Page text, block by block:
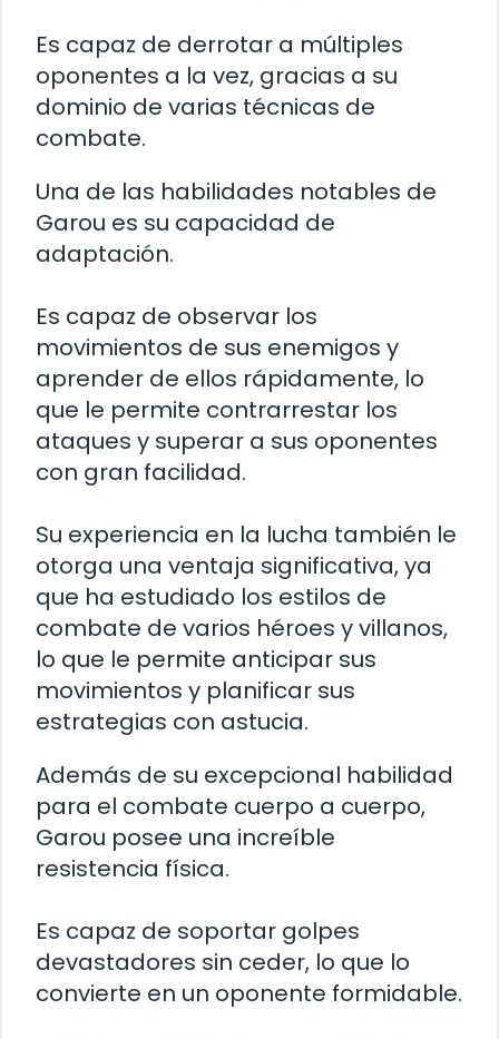
Es capaz de derrotar a múltiples
oponentes a la vez, gracias a su
dominio de varias técnicas de
combate.
Una de las habilidades notables de
Garou es su capacidad de
adaptación.
Es capaz de observar los
movimientos de sus enemigos y
aprender de ellos rápidamente, lo
que le permite contrarrestar los
ataques y superar a sus oponentes
con gran facilidad.
Su experiencia en la lucha también le
otorga una ventaja significativa, ya
que ha estudiado los estilos de
combate de varios héroes y villanos,
lo que le permite anticipar sus
movimientos y planificar sus
estrategias con astucia.
Además de su excepcional habilidad
para el combate cuerpo a cuerpo,
Garou posee una increíble
resistencia física.
Es capaz de soportar golpes
devastadores sin ceder, lo que lo
convierte en un oponente formidable.